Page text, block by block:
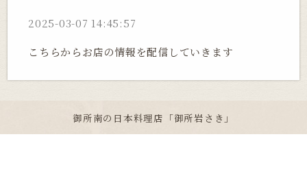
2025-03-07 14:45:57
こちらからお店の情報を配信していきます
御所南の日本料理店「御所岩さき」